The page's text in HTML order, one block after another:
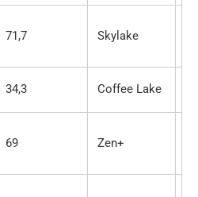
71,7 Skylake
34,3 Coffee Lake
69 Zen+